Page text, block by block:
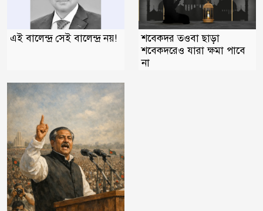
এই বালেন্দ্র সেই বালেন্দ্র নয়!
শবেকদর তওবা ছাড়া
শবেকদরেও যারা ক্ষমা পাবে
না